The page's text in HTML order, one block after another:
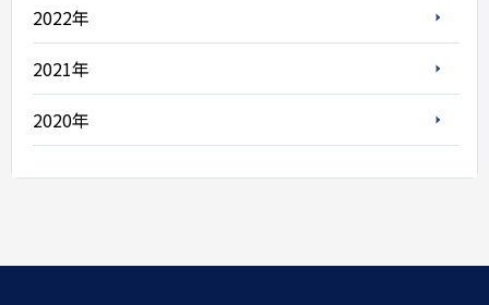
2022年
2021年
2020年